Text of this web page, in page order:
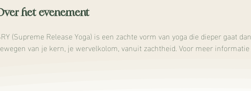
het evenement
(Supreme Release Yoga) is een zachte vorm van yoga die dieper gaat
van je kern, je wervelkolom, vanuit zachtheid. Voor meer